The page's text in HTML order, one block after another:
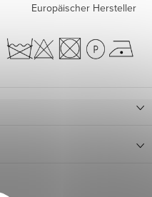
Europäischer Hersteller